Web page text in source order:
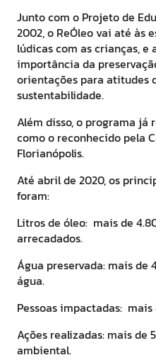
Junto com o Projeto de
2002, o ReÓleo vai até às
lúdicas com as crianças, e
importância da
orientações para atitudes
sustentabilidade.
Além disso, o programa já
como o reconhecido pela
Florianópolis.
Até abril de 2020, os
foram:
Litros de óleo: mais de
arrecadados.
Água preservada: mais de
água.
Pessoas impactadas: mais
Ações realizadas: mais de
ambiental.